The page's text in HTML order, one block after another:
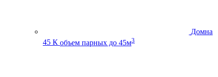
Домна
45 К объем парных до 45м3